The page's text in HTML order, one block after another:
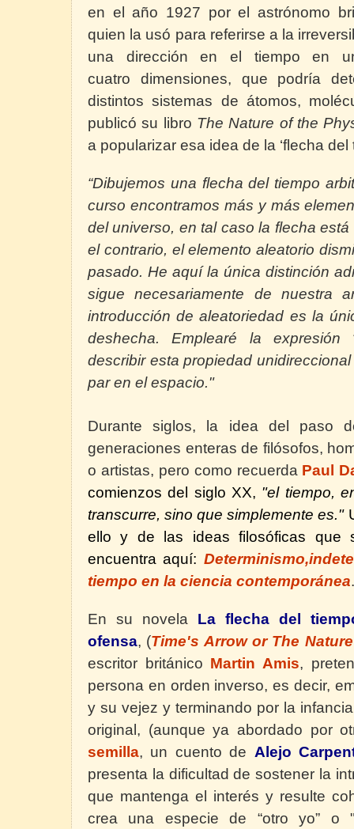
en el año 1927 por el astrónomo
quien la usó para referirse a la
una dirección en el tiempo en
cuatro dimensiones, que podría
distintos sistemas de átomos,
publicó su libro The Nature of the
a popularizar esa idea de la ‘flecha
“Dibujemos una flecha del tiempo
curso encontramos más y más
del universo, en tal caso la flecha
el contrario, el elemento aleatorio
pasado. He aquí la única distinción
sigue necesariamente de nuestra
introducción de aleatoriedad es la
deshecha. Emplearé la expresión
describir esta propiedad
par en el espacio."
Durante siglos, la idea del paso
generaciones enteras de filósofos,
o artistas, pero como recuerda Paul
comienzos del siglo XX, "el tiempo,
transcurre, sino que simplemente es."
ello y de las ideas filosóficas que
encuentra aquí:
tiempo en la ciencia contemporánea.
En su novela La flecha del
ofensa, (Time's Arrow or The
escritor británico Martin Amis,
persona en orden inverso, es decir,
y su vejez y terminando por la
original, (aunque ya abordado por
semilla, un cuento de Alejo
presenta la dificultad de sostener la
que mantenga el interés y resulte
crea una especie de “otro yo” o